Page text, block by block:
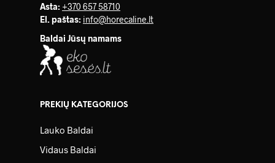
Asta: +370 657 58710
El. paštas: info@horecaline.lt
Baldai Jūsų namams
PREKIŲ KATEGORIJOS
Lauko Baldai
Vidaus Baldai